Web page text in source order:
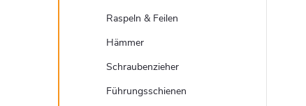
Raspeln & Feilen
Hämmer
Schraubenzieher
Führungsschienen